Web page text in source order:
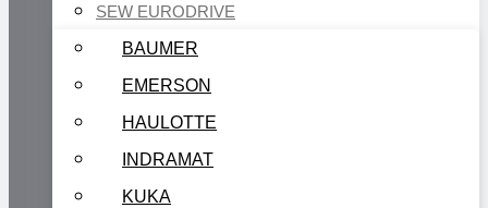
SEW EURODRIVE
BAUMER
EMERSON
HAULOTTE
INDRAMAT
KUKA